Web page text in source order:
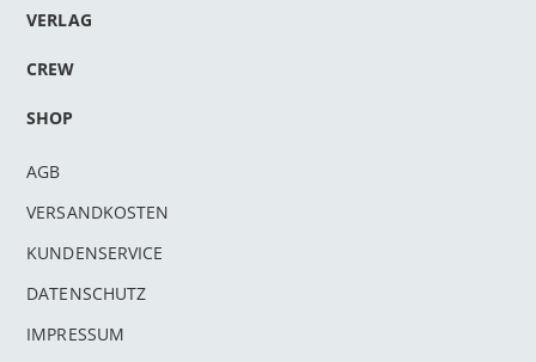
VERLAG
CREW
SHOP
AGB
VERSANDKOSTEN
KUNDENSERVICE
DATENSCHUTZ
IMPRESSUM